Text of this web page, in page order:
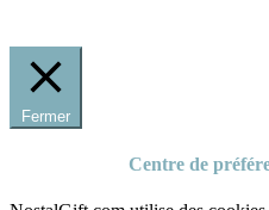
Fermer
Centre de